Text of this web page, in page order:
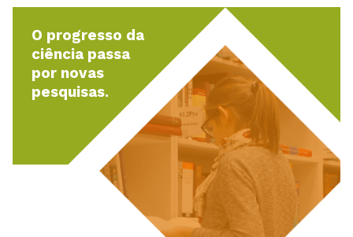
O progresso da
ciência passa
por novas
pesquisas.